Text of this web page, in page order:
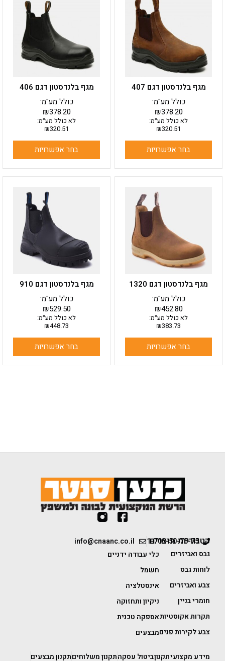
מגף בלנדסטון דגם 407
₪378.20
כולל מע"מ:
לא כולל מע״מ:
₪320.51
בחר אפשרויות
מספר
סוגים.
ניתן
לבחור
את
האפשרויות
המוצר
מגף בלנדסטון דגם 406
₪378.20
כולל מע"מ:
לא כולל מע״מ:
₪320.51
בחר אפשרויות
יש
מספר
סוגים.
ניתן
לבחור
את
האפשרויות
המוצר
מגף בלנדסטון דגם 1320
₪452.80
כולל מע"מ:
לא כולל מע״מ:
₪383.73
בחר אפשרויות
מספר
סוגים.
ניתן
האפשרויות
המוצר
מגף בלנדסטון דגם 910
₪529.50
כולל מע"מ:
לא כולל מע״מ:
₪448.73
בחר אפשרויות
מספר
סוגים.
לבחור
האפשרויות
המוצר
1-700-50-75-75
info@cnaanc.co.il קטגוריות מוצרים
גבס ואביזרים
לוחות גבס
צבע ואביזרים
חומרי בניין
תקרות אקוסטיות
צבע לקירות פנים
כלי עבודה ידניים
חשמל
אינסטלציה
ניקיון ותחזוקה
אספקה טכנית
מבצעים
מידע מקצועיתקנוןביטול עסקהתקנון משלוחיםתקנון מבצעים